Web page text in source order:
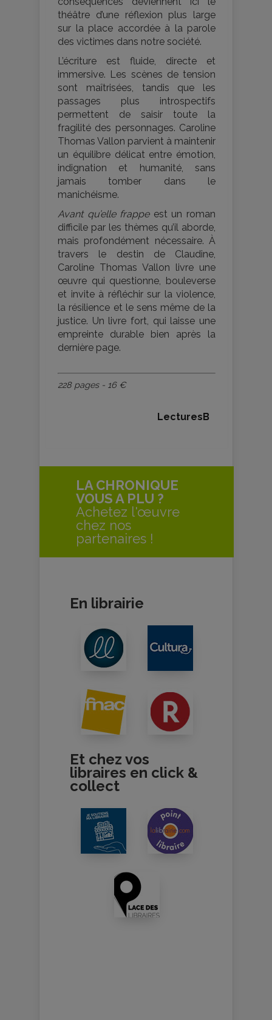
théâtre d’une réflexion plus large
sur la place accordée à la parole
des victimes dans notre société.
L’écriture est fluide, directe et
immersive. Les scènes de tension
sont maîtrisées, tandis que les
passages plus introspectifs
permettent de saisir toute la
fragilité des personnages. Caroline
Thomas Vallon parvient à maintenir
un équilibre délicat entre émotion,
indignation et humanité, sans
jamais tomber dans le
manichéisme.
Avant qu’elle frappeest un roman
difficile par les thèmes qu’il aborde,
mais profondément nécessaire. À
travers le destin de Claudine,
Caroline Thomas Vallon livre une
œuvre qui questionne, bouleverse
et invite à réfléchir sur la violence,
la résilience et le sens même de la
justice. Un livre fort, qui laisse une
empreinte durable bien après la
dernière page.
228 pages - 16 €
LecturesB
LA CHRONIQUE
VOUS A PLU ?
Achetez l'œuvre
chez nos
partenaires !
En librairie
Et chez vos
libraires en click &
collect